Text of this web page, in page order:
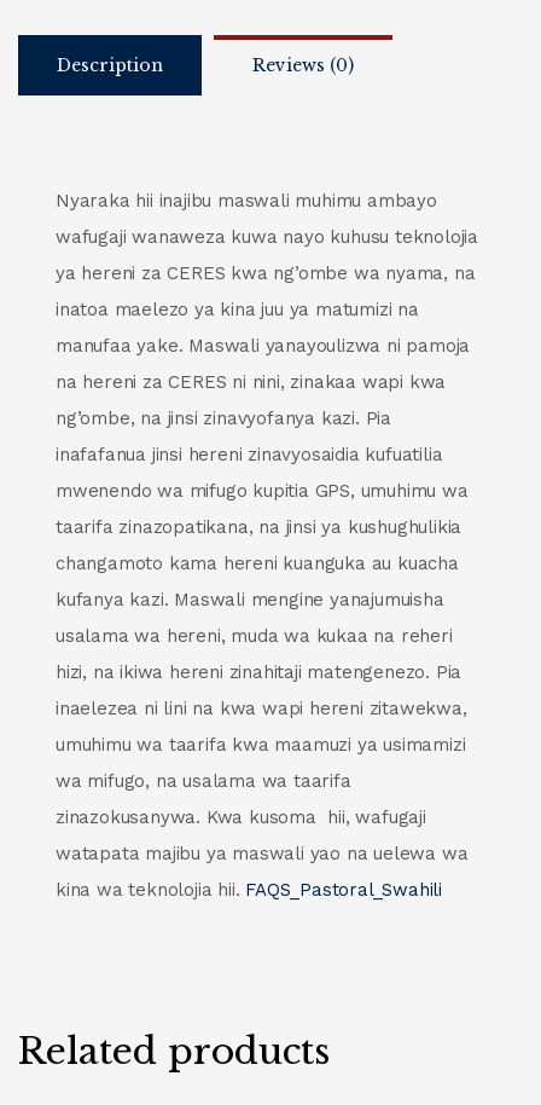
Description Reviews (0)
Nyaraka hii inajibu maswali muhimu ambayo
wafugaji wanaweza kuwa nayo kuhusu teknolojia
ya hereni za CERES kwa ng’ombe wa nyama, na
inatoa maelezo ya kina juu ya matumizi na
manufaa yake. Maswali yanayoulizwa ni pamoja
na hereni za CERES ni nini, zinakaa wapi kwa
ng’ombe, na jinsi zinavyofanya kazi. Pia
inafafanua jinsi hereni zinavyosaidia kufuatilia
mwenendo wa mifugo kupitia GPS, umuhimu wa
taarifa zinazopatikana, na jinsi ya kushughulikia
changamoto kama hereni kuanguka au kuacha
kufanya kazi. Maswali mengine yanajumuisha
usalama wa hereni, muda wa kukaa na reheri
hizi, na ikiwa hereni zinahitaji matengenezo. Pia
inaelezea ni lini na kwa wapi hereni zitawekwa,
umuhimu wa taarifa kwa maamuzi ya usimamizi
wa mifugo, na usalama wa taarifa
zinazokusanywa. Kwa kusoma hii, wafugaji
watapata majibu ya maswali yao na uelewa wa
kina wa teknolojia hii. FAQS_Pastoral_Swahili
Related products